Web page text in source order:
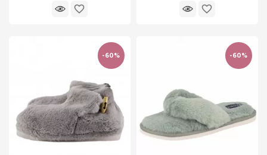
favorite_border favorite_border
-60% -60%